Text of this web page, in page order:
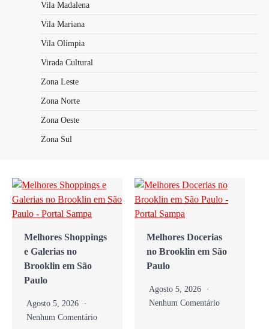
Vila Madalena
Vila Mariana
Vila Olímpia
Virada Cultural
Zona Leste
Zona Norte
Zona Oeste
Zona Sul
Melhores Shoppings
e Galerias no
Brooklin em São
Paulo
Agosto 5, 2026
Nenhum Comentário
Melhores Docerias
no Brooklin em São
Paulo
Agosto 5, 2026
Nenhum Comentário